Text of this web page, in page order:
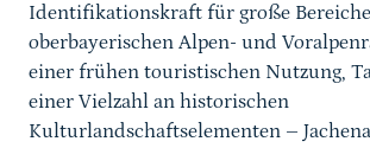
Identifikationskraft für große
oberbayerischen Alpen- und
einer frühen touristischen Nutzung,
einer Vielzahl an historischen
Kulturlandschaftselementen –